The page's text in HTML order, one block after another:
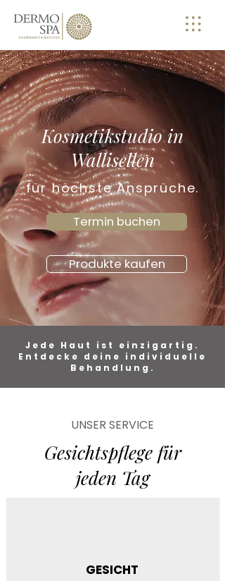
Kosmetikstudio in
Wallisellen
für höchste Ansprüche.
Termin buchen
Produkte kaufen
Jede Haut ist einzigartig.
Entdecke deine individuelle
Behandlung.
UNSER SERVICE
Gesichtspflege für
jeden Tag
GESICHT